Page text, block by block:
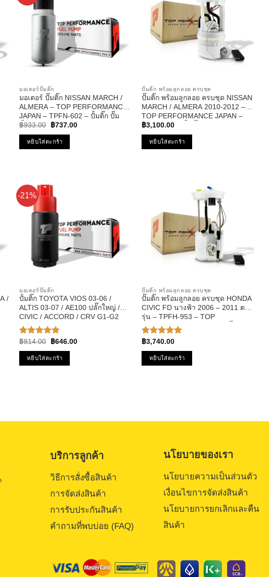
มอเตอร์ปั๊มติ๊ก
มอเตอร์ ปั๊มติ๊ก NISSAN MARCH /
ALMERA – TOP PERFORMANCE
JAPAN – TPFN-602 – ปั้มติ๊ก ปั๊ม
น้ำมัน นิสสัน มาร์ช อัลเมร่า
฿933.00
Original
was:
฿933.00.
฿737.00Current
หยิบใส่ตะกร้า
ปั๊มติ๊ก พร้อมลูกลอย ครบชุด
ปั๊มติ๊ก พร้อมลูกลอย ครบชุด NISSAN
MARCH / ALMERA 2010-2012 –
TOP PERFORMANCE JAPAN –
TPFN-963 – ปั้มติ๊ก มาร์ช อัลเมร่า
฿3,100.00
หยิบใส่ตะกร้า
/
-21%
มอเตอร์ปั๊มติ๊ก
ปั้มติ๊ก TOYOTA VIOS 03-06 /
ALTIS 03-07 / AE100 ปลั๊กใหญ่ /
CIVIC / ACCORD / CRV G1-G2
รหัส TPFT-004 – TOP
PERFPRMANCE JAPAN
ให้คะแนน
5.00ตั้งแต่
1-5
คะแนน
฿814.00
Original
was:
฿814.00.
฿646.00Current
หยิบใส่ตะกร้า
ปั๊มติ๊ก พร้อมลูกลอย ครบชุด
ปั๊มติ๊ก พร้อมลูกลอย ครบชุด HONDA
CIVIC FD นางฟ้า 2006 – 2011 ตรง
รุ่น – TPFH-953 – TOP
PERFORMANCE JAPAN – ปั๊มติก ซี
วิค
ให้คะแนน
5.00ตั้งแต่
1-5
คะแนน
฿3,740.00
หยิบใส่ตะกร้า
บริการลูกค้า
วิธีการสั่งซื้อสินค้า
การจัดส่งสินค้า
การรับประกันสินค้า
คำถามที่พบบ่อย (FAQ)
นโยบายของเรา
นโยบายความเป็นส่วนตัว
เงื่อนไขการจัดส่งสินค้า
นโยบายการยกเลิกและคืน
สินค้า